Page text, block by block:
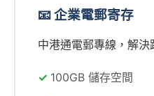
📧 企業電郵寄存
中港通電郵專線，解決
100GB 儲存空間